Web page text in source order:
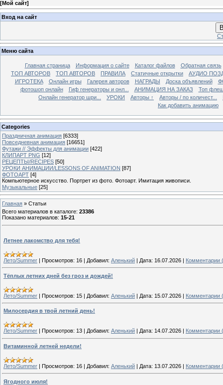
[Мой сайт]
Вход на сайт
Меню сайта
Главная страница Информация о сайте Каталог файлов
Обратная связь
ТОП АВТОРОВ
ТОП АВТОРОВ ПРАВИЛА Статичные открытки
АУДИО
ИГРОТЕКА
Онлайн игры Галерея авторов НАГРАДЫ Доска объявлений
фотошоп онлайн
Гиф генераторы и онл... АНИМАЦИЯ НА ЗАКАЗ
Топ
Онлайн генератор шри...
УРОКИ Авторы ↑ Авторы / по количест...
Как добавить анимацию
Categories
Праздничная анимация [6333]
Повседневная анимация [16651]
Футажи // Эффекты для анимации [422]
КЛИПАРТ PNG [12]
РЕЦЕПТЫ/RECIPES [50]
УРОКИ АНИМАЦИИ/LESSONS OF ANIMATION [87]
ФОТОАРТ [4]
Компьютерное искусство. Портрет из фото. Фотоарт. Имитация живописи.
Музыкальные [25]
Главная » Статьи
Всего материалов в каталоге: 23386
Показано материалов: 15-21
Летнее лакомство для тебя!
Лето/Summer | Просмотров: 16 | Добавил: Аленький | Дата: 16.07.2026 | Комментарии
Тёплых летних дней без гроз и дождей!
Лето/Summer | Просмотров: 15 | Добавил: Аленький | Дата: 15.07.2026 | Комментарии
Милосердия в твой летний день!
Лето/Summer Просмотров: 13 Добавил: Аленький Дата: 14.07.2026 Комментарии
Витаминной летней недели!
Лето/Summer | Просмотров: 16 | Добавил: Аленький | Дата: 13.07.2026 | Комментарии
Ягодного июля!